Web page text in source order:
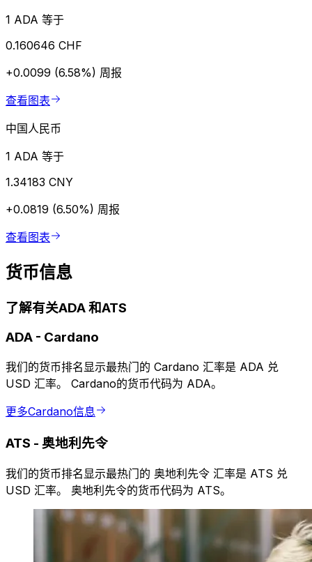
1 ADA 等于
0.160646 CHF
+0.0099 (6.58%) 周报
查看图表
中国人民币
1 ADA 等于
1.34183 CNY
+0.0819 (6.50%) 周报
查看图表
货币信息
了解有关ADA 和ATS
ADA - Cardano
我们的货币排名显示最热门的 Cardano 汇率是 ADA 兑
USD 汇率。 Cardano的货币代码为 ADA。
更多Cardano信息
ATS - 奥地利先令
我们的货币排名显示最热门的 奥地利先令 汇率是 ATS 兑
USD 汇率。 奥地利先令的货币代码为 ATS。